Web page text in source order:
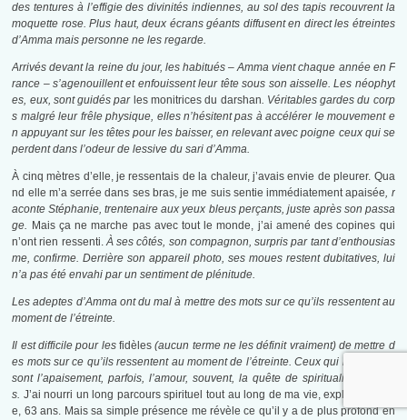
des tentures à l’effigie des divinités indiennes, au sol des tapis recouvrent la
moquette rose. Plus haut, deux écrans géants diffusent en direct les étreintes
d’Amma mais personne ne les regarde.
Arrivés devant la reine du jour, les habitués – Amma vient chaque année en F
rance – s’agenouillent et enfouissent leur tête sous son aisselle. Les néophyt
es, eux, sont guidés par les monitrices du darshan. Véritables gardes du corp
s malgré leur frêle physique, elles n’hésitent pas à accélérer le mouvement e
n appuyant sur les têtes pour les baisser, en relevant avec poigne ceux qui se
perdent dans l’odeur de lessive du sari d’Amma.
À cinq mètres d’elle, je ressentais de la chaleur, j’avais envie de pleurer. Qua
nd elle m’a serrée dans ses bras, je me suis sentie immédiatement apaisée, r
aconte Stéphanie, trentenaire aux yeux bleus perçants, juste après son passa
ge. Mais ça ne marche pas avec tout le monde, j’ai amené des copines qui
n’ont rien ressenti.À ses côtés, son compagnon, surpris par tant d’enthousias
me, confirme. Derrière son appareil photo, ses moues restent dubitatives, lui
n’a pas été envahi par un sentiment de plénitude.
Les adeptes d’Amma ont du mal à mettre des mots sur ce qu’ils ressentent au
moment de l’étreinte.
Il est difficile pour les fidèles(aucun terme ne les définit vraiment) de mettre d
es mots sur ce qu’ils ressentent au moment de l’étreinte. Ceux qui reviennent
sont l’apaisement, parfois, l’amour, souvent, la quête de spiritualité, toujour
s. J’ai nourri un long parcours spirituel tout au long de ma vie, explique Nicol
e, 63 ans. Mais sa simple présence me révèle ce qu’il y a de plus profond en